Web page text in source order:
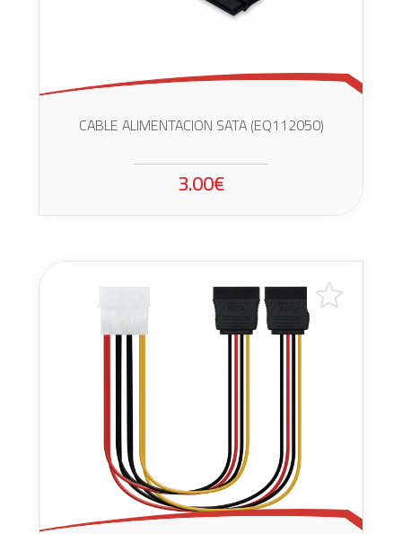
CABLE ALIMENTACION SATA (EQ112050)
3.00€